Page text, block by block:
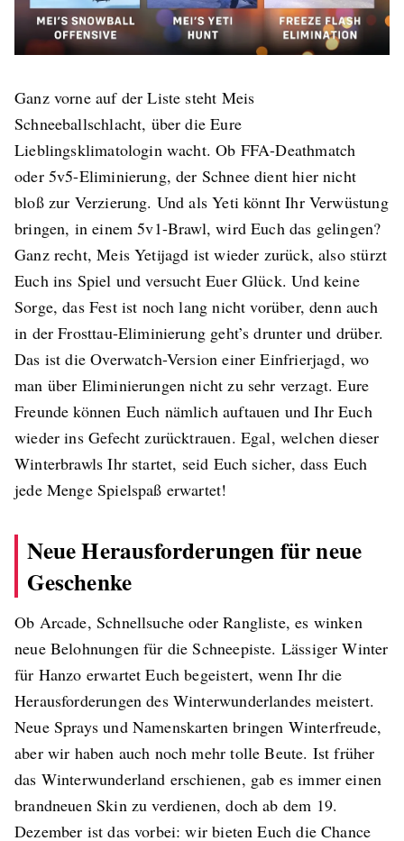
Ganz vorne auf der Liste steht Meis
Schneeballschlacht, über die Eure
Lieblingsklimatologin wacht. Ob FFA-Deathmatch
oder 5v5-Eliminierung, der Schnee dient hier nicht
bloß zur Verzierung. Und als Yeti könnt Ihr Verwüstung
bringen, in einem 5v1-Brawl, wird Euch das gelingen?
Ganz recht, Meis Yetijagd ist wieder zurück, also stürzt
Euch ins Spiel und versucht Euer Glück. Und keine
Sorge, das Fest ist noch lang nicht vorüber, denn auch
in der Frosttau-Eliminierung geht’s drunter und drüber.
Das ist die Overwatch-Version einer Einfrierjagd, wo
man über Eliminierungen nicht zu sehr verzagt. Eure
Freunde können Euch nämlich auftauen und Ihr Euch
wieder ins Gefecht zurücktrauen. Egal, welchen dieser
Winterbrawls Ihr startet, seid Euch sicher, dass Euch
jede Menge Spielspaß erwartet!
Neue Herausforderungen für neue
Geschenke
Ob Arcade, Schnellsuche oder Rangliste, es winken
neue Belohnungen für die Schneepiste. Lässiger Winter
für Hanzo erwartet Euch begeistert, wenn Ihr die
Herausforderungen des Winterwunderlandes meistert.
Neue Sprays und Namenskarten bringen Winterfreude,
aber wir haben auch noch mehr tolle Beute. Ist früher
das Winterwunderland erschienen, gab es immer einen
brandneuen Skin zu verdienen, doch ab dem 19.
Dezember ist das vorbei: wir bieten Euch die Chance